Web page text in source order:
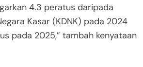
4.3 peratus daripada
Kasar (KDNK) pada 2024
pada 2025,” tambah kenyataan